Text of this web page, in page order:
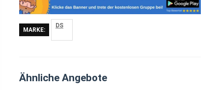
MARKE:
DS
Ähnliche Angebote